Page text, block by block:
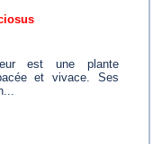
et vivace. Ses